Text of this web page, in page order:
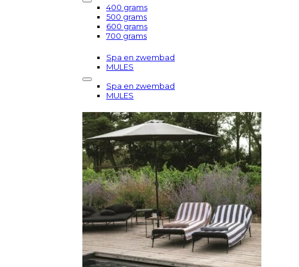
400 grams
500 grams
600 grams
700 grams
Spa en zwembad
MULES
Spa en zwembad
MULES